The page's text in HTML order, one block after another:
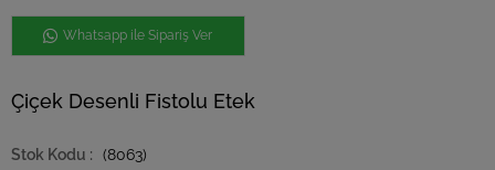
Whatsapp ile Sipariş Ver
Çiçek Desenli Fistolu Etek
(8063)